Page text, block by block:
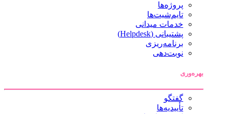
پروژه‌ها
تایم‌شیت‌ها
خدمات میدانی
پشتیبانی (Helpdesk)
برنامه‌ریزی
نوبت‌دهی
بهره‌وری
گفتگو
تأییدیه‌ها